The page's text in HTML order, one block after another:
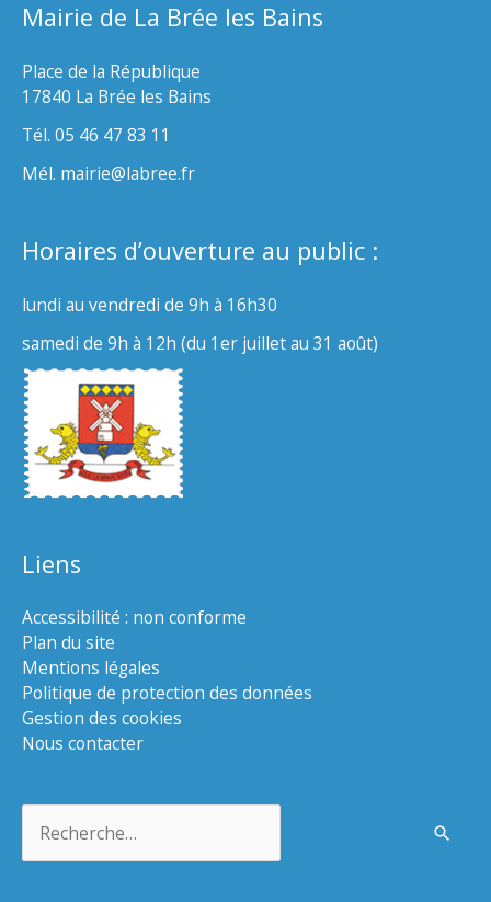
Mairie de La Brée les Bains
Place de la République
17840 La Brée les Bains
Tél. 05 46 47 83 11
Mél. mairie@labree.fr
Horaires d’ouverture au public :
lundi au vendredi de 9h à 16h30
samedi de 9h à 12h (du 1er juillet au 31 août)
Liens
Accessibilité : non conforme
Plan du site
Mentions légales
Politique de protection des données
Gestion des cookies
Nous contacter